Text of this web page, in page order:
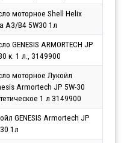
моторное Shell Helix
A3/B4 5W30 1л
GENESIS ARMORTECH JP
к. 1 л., 3149900
моторное Лукойл
Armortech JP 5W-30
1 л 3149900
GENESIS Armortech JP
1л